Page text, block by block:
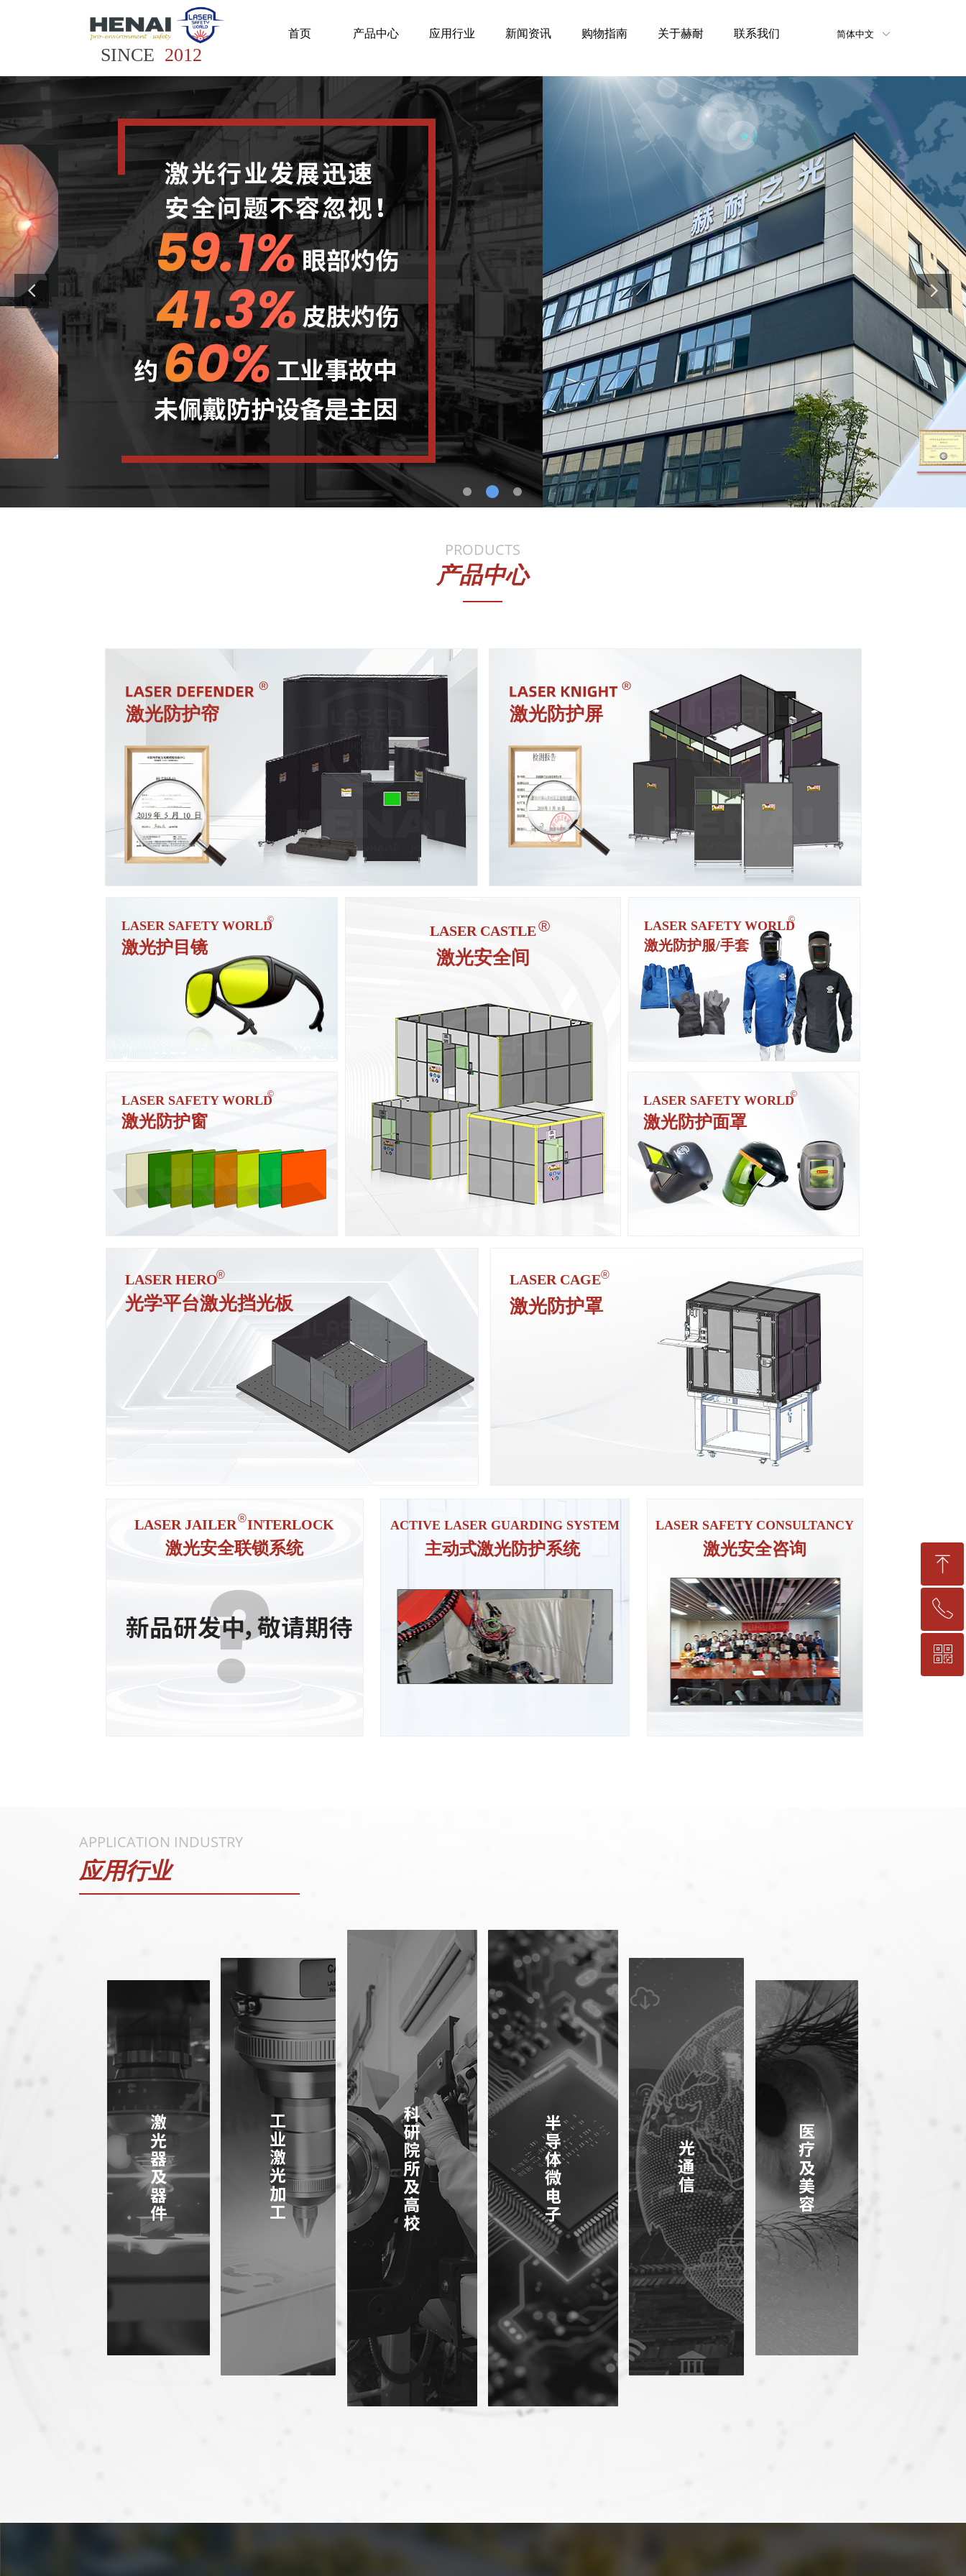
SINCE 2012
首页 产品中心 应用行业 新闻资讯 购物指南 关于赫耐 联系我们 ꀅ
简体中文
PRODUCTS
产品中心
激光防护帘
始于2019年 · 发明专利实审
中国制造 · 畅销全球
LASER SAFETY WORLD
©
激光护目镜
国产价格，进口品质
符合EN207标准，进口平替
ꁹ
LASER CASTLE®
激光安全间
始于2015年
集成安全联锁和警报系统
符合“EN60825-4标准”
支持设计定制
激光防护屏
始于2019年 · 授权发明专利
中国制造 · 畅销全球
LASER SAFETY WORLD
©
激光防护窗
始于2020年
符合EN207标准
可定制防静电、UL认证V0级、
5VA级阻燃
LASER SAFETY WORLD
©
激光防护服/手套
真正的激光防护服
非普通焊接劳保服、非普通阻燃隔热服
ꁹ
LASER SAFETY WORLD©
激光防护面罩
专业级防护
三种款式可选
可调节佩戴更舒适
ꁹ
LASER HERO®
光学平台激光挡光板
ꁹ
LASER CAGE®
激光防护罩
集成安全联锁和警报系统
符合“EN60825-4标准”
支持设计定制
ꁹ
LASER JAILER INTERLOCK
激光安全联锁系统
®
管理激光辐射的控制系统、
安全门、进出口
广泛应用于大学和政府激光实验室、
医院手术室、激光制造和测试的地区
ACTIVE LASER GUARDING SYSTEM
主动式激光防护系统
详情请咨询我司产品工程师
LASER SAFETY CONSULTANCY
激光安全咨询
激光安全咨询培训
颁发授予学员权威认可的培训证书
ꁹ
APPLICATION INDUSTRY
应用行业
SINCE 2012
赫耐工业·激光安全专家
自主知识产权·自有工厂
短交期·低价格·高品质
ꁸ
回到顶部
ꂅ
13601630820
ꀥ